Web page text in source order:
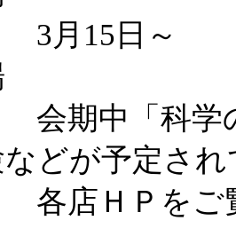
日～ 紀
「科学の本
どが予定さ
ＨＰをご覧